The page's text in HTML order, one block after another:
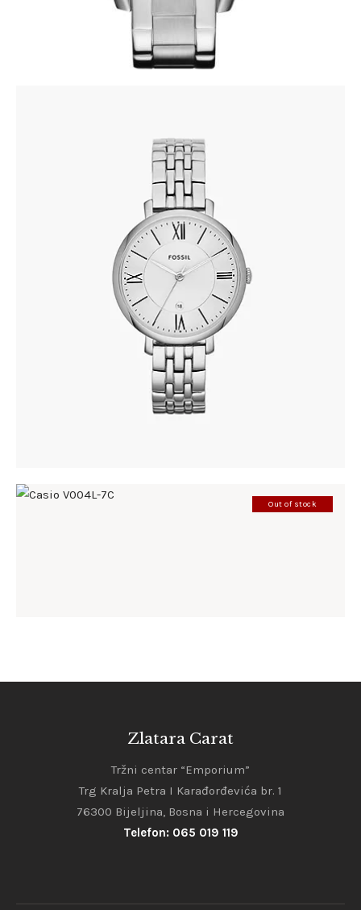
FOSSIL ES3433
.00
Out of stock
Zlatara Carat
Tržni centar “Emporium”
Trg Kralja Petra I Karađorđevića br. 1
76300 Bijeljina, Bosna i Hercegovina
Telefon: 065 019 119